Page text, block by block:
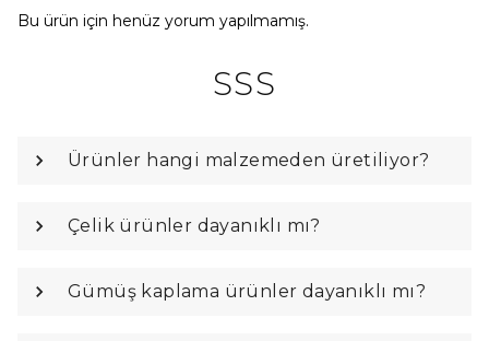
Bu ürün için henüz yorum yapılmamış.
SSS
Ürünler hangi malzemeden üretiliyor?
Çelik ürünler dayanıklı mı?
Gümüş kaplama ürünler dayanıklı mı?